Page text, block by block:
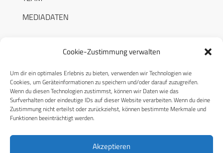
Cookie-Zustimmung verwalten
Um dir ein optimales Erlebnis zu bieten, verwenden wir Technologien wie
Cookies, um Geräteinformationen zu speichern und/oder darauf zuzugreifen.
Wenn du diesen Technologien zustimmst, können wir Daten wie das
Surfverhalten oder eindeutige IDs auf dieser Website verarbeiten. Wenn du deine
Zustimmung nicht erteilst oder zurückziehst, können bestimmte Merkmale und
Funktionen beeinträchtigt werden.
Akzeptieren
MEDIADATEN
RECHTLICHES
Datenschutzerklärung
Cookie-Richtlinie (EU)